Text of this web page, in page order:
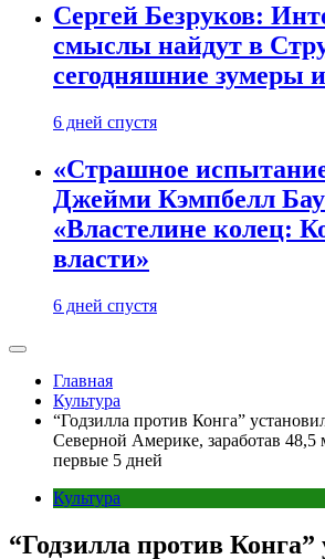
Сергей Безруков:
смыслы найдут в
сегодняшние зумеры
6 дней спустя
«Страшное
Джейми Кэмпбелл
«Властелине колец:
власти»
6 дней спустя
Главная
Культура
“Годзилла против Конга”
Северной Америке, заработав 48,5
первые 5 дней
Культура
“Годзилла против Конга”